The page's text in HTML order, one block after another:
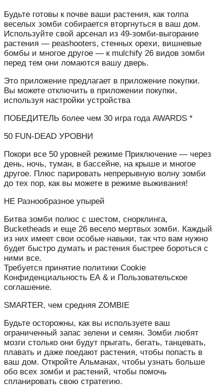
Будьте готовы к почве ваши растения, как толпа
веселых зомби собирается вторгнуться в ваш дом.
Используйте свой арсенал из 49-зомби-выгорание
растения — peashooters, стенных орехи, вишневые
бомбы и многое другое — к mulchify 26 видов зомби
перед тем они ломаются вашу дверь.
Это приложение предлагает в приложение покупки.
Вы можете отключить в приложении покупки,
используя настройки устройства
ПОБЕДИТЕЛЬ более чем 30 игра года AWARDS *
50 FUN-DEAD УРОВНИ
Покори все 50 уровней режиме Приключение — через
день, ночь, туман, в бассейне, на крыше и многое
другое. Плюс парировать непрерывную волну зомби
до тех пор, как вы можете в режиме выживания!
НЕ Разнообразное упырей
Битва зомби полюс с шестом, снорклинга,
Bucketheads и еще 26 весело мертвых зомби. Каждый
из них имеет свои особые навыки, так что вам нужно
будет быстро думать и растения быстрее бороться с
ними все.
Требуется принятие политики Cookie
Конфиденциальность ЕА & и Пользовательское
соглашение.
SMARTER, чем средняя ZOMBIE
Будьте осторожны, как вы используете ваш
ограниченный запас зелени и семян. Зомби любят
мозги столько они будут прыгать, бегать, танцевать,
плавать и даже поедают растения, чтобы попасть в
ваш дом. Откройте Альманах, чтобы узнать больше
обо всех зомби и растений, чтобы помочь
спланировать свою стратегию.